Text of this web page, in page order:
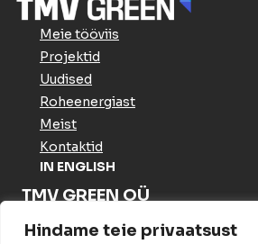
Hindame teie privaatsust
Meie tööviis
Projektid
Uudised
Roheenergiast
Meist
Kontaktid
IN ENGLISH
TMV GREEN OÜ
Tallinn Harju maakond 13517